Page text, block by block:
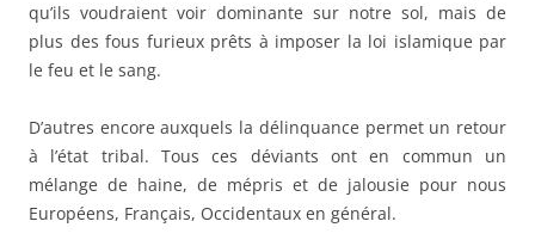
qu’ils voudraient voir dominante sur notre sol, mais de
plus des fous furieux prêts à imposer la loi islamique par
le feu et le sang.
D’autres encore auxquels la délinquance permet un retour
à l’état tribal. Tous ces déviants ont en commun un
mélange de haine, de mépris et de jalousie pour nous
Européens, Français, Occidentaux en général.